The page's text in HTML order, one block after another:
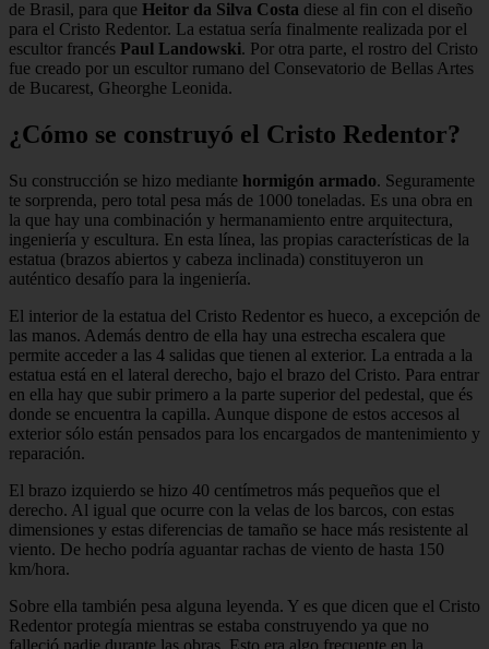
de Brasil, para que Heitor da Silva Costa diese al fin con el diseño
para el Cristo Redentor. La estatua sería finalmente realizada por el
escultor francés Paul Landowski. Por otra parte, el rostro del Cristo
fue creado por un escultor rumano del Consevatorio de Bellas Artes
de Bucarest, Gheorghe Leonida.
¿Cómo se construyó el Cristo Redentor?
Su construcción se hizo mediante hormigón armado. Seguramente
te sorprenda, pero total pesa más de 1000 toneladas. Es una obra en
la que hay una combinación y hermanamiento entre arquitectura,
ingeniería y escultura. En esta línea, las propias características de la
estatua (brazos abiertos y cabeza inclinada) constituyeron un
auténtico desafío para la ingeniería.
El interior de la estatua del Cristo Redentor es hueco, a excepción de
las manos. Además dentro de ella hay una estrecha escalera que
permite acceder a las 4 salidas que tienen al exterior. La entrada a la
estatua está en el lateral derecho, bajo el brazo del Cristo. Para entrar
en ella hay que subir primero a la parte superior del pedestal, que és
donde se encuentra la capilla. Aunque dispone de estos accesos al
exterior sólo están pensados para los encargados de mantenimiento y
reparación.
El brazo izquierdo se hizo 40 centímetros más pequeños que el
derecho. Al igual que ocurre con la velas de los barcos, con estas
dimensiones y estas diferencias de tamaño se hace más resistente al
viento. De hecho podría aguantar rachas de viento de hasta 150
km/hora.
Sobre ella también pesa alguna leyenda. Y es que dicen que el Cristo
Redentor protegía mientras se estaba construyendo ya que no
falleció nadie durante las obras. Esto era algo frecuente en la